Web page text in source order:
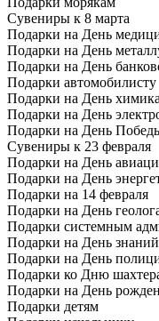
Сувениры к 8 марта
Подарки на День
Подарки на День
Подарки на День
Подарки автомобилисту
Подарки на День химика
Подарки на День
Подарки на День
Сувениры к 23 февраля
Подарки на День
Подарки на День
Подарки на 14 февраля
Подарки на День
Подарки системным
Подарки на День знаний
Подарки на День
Подарки ко Дню
Подарки на День
Подарки детям